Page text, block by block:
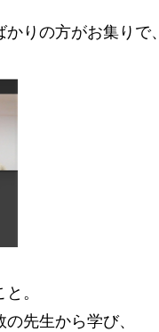
りの方がお集りで、
。
先生から学び、